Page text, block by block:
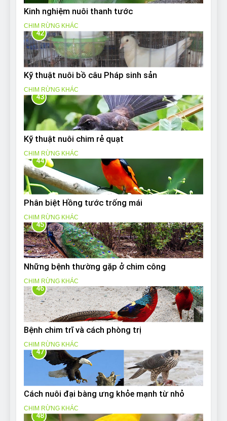
Kinh nghiệm nuôi thanh tước
CHIM RỪNG KHÁC
42
Kỹ thuật nuôi bồ câu Pháp sinh sản
CHIM RỪNG KHÁC
43
Kỹ thuật nuôi chim rẻ quạt
CHIM RỪNG KHÁC
44
Phân biệt Hồng tước trống mái
CHIM RỪNG KHÁC
45
Những bệnh thường gặp ở chim công
CHIM RỪNG KHÁC
46
Bệnh chim trĩ và cách phòng trị
CHIM RỪNG KHÁC
47
Cách nuôi đại bàng ưng khỏe mạnh từ nhỏ
CHIM RỪNG KHÁC
48